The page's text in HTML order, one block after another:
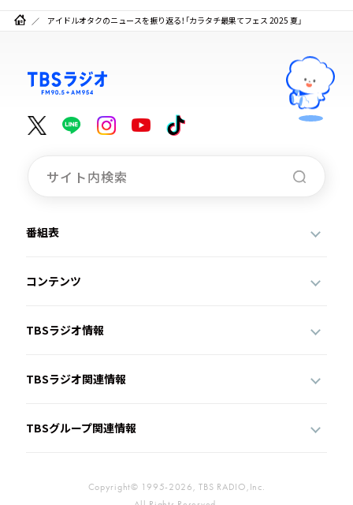
アイドルオタクのニュースを振り返る！「カラタチ最果てフェス 2025 夏」
番組表
コンテンツ
TBSラジオ情報
TBSラジオ関連情報
TBSグループ関連情報
Copyright© 1995-2026, TBS RADIO,Inc.